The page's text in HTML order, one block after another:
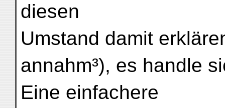
diesen
Umstand damit
annahm³), es handle
Eine einfachere